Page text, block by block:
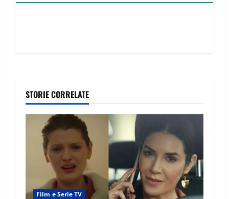
STORIE CORRELATE
Film e Serie TV